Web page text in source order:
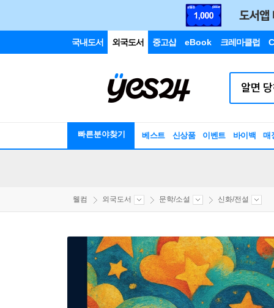
국내도서 외국도서 중고샵 eBook 크레마클럽
빠른분야찾기 베스트 신상품 이벤트 바이백 매
웰컴 외국도서 문학/소설 신화/전설